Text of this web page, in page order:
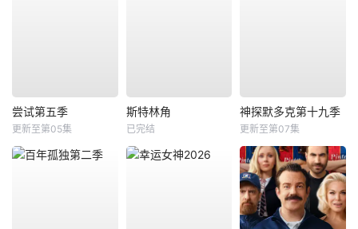
尝试第五季
更新至第05集
斯特林角
已完结
神探默多克第十九季
更新至第07集